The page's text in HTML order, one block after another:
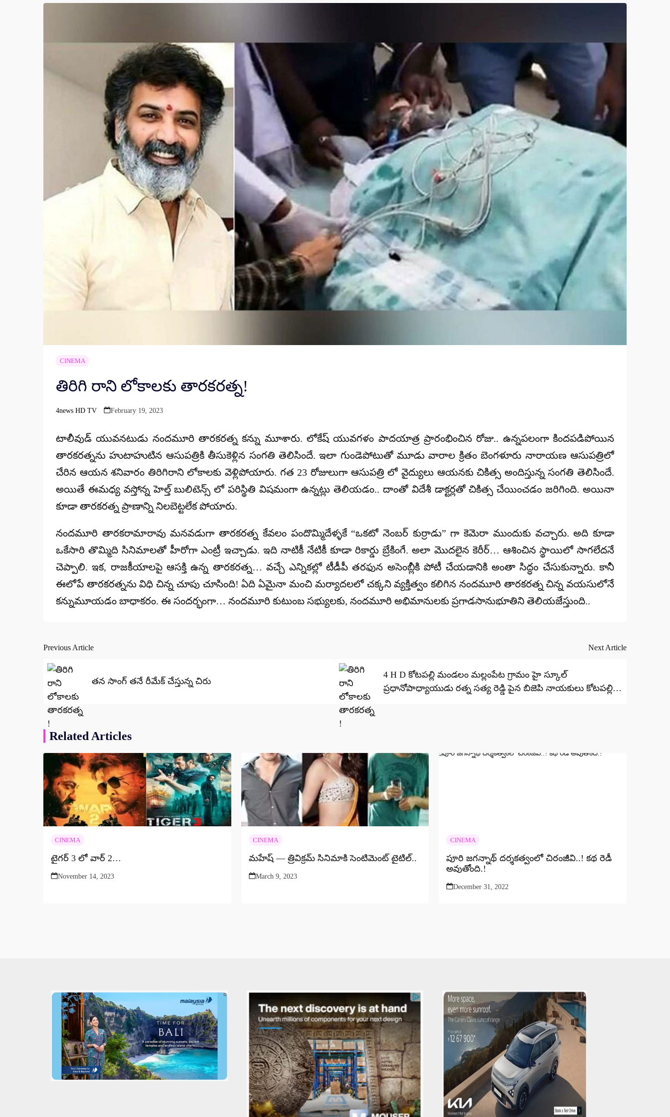
CINEMA
తిరిగి రాని లోకాలకు తారకరత్న!
Posted
4news HD TV February 19, 2023
టాలీవుడ్ యువనటుడు నందమూరి తారకరత్న కన్ను మూశారు. లోకేష్ యువగళం పాదయాత్ర ప్రారంభించిన రోజు.. ఉన్నపలంగా కిందపడిపోయిన
తారకరత్నను హుటాహుటిన ఆసుపత్రికి తీసుకెళ్లిన సంగతి తెలిసిందే. ఇలా గుండెపోటుతో మూడు వారాల క్రితం బెంగళూరు నారాయణ ఆసుపత్రిలో
చేరిన ఆయన శనివారం తిరిగిరాని లోకాలకు వెళ్లిపోయారు. గత 23 రోజులుగా ఆసుపత్రి లో వైద్యులు ఆయనకు చికిత్స అందిస్తున్న సంగతి తెలిసిందే.
అయితే ఈమధ్య వస్తోన్న హెల్త్ బులిటెన్స్ లో పరిస్థితి విషమంగా ఉన్నట్లు తెలియడం.. దాంతో విదేశీ డాక్టర్లతో చికిత్స చేయించడం జరిగింది. అయినా
కూడా తారకరత్న ప్రాణాన్ని నిలబెట్టలేక పోయారు.
నందమూరి తారకరామారావు మనవడుగా తారకరత్న కేవలం పందొమ్మిదేళ్ళకే “ఒకటో నెంబర్ కుర్రాడు” గా కెమెరా ముందుకు వచ్చారు. అది కూడా
ఒకేసారి తొమ్మిది సినిమాలతో హీరోగా ఎంట్రీ ఇచ్చాడు. ఇది నాటికీ నేటికీ కూడా రికార్డు బ్రేకింగే. అలా మొదలైన కెరీర్… ఆశించిన స్థాయిలో సాగలేదనే
చెప్పాలి. ఇక, రాజకీయాలపై ఆసక్తి ఉన్న తారకరత్న… వచ్చే ఎన్నికల్లో టీడీపీ తరఫున అసెంబ్లీకి పోటీ చేయడానికి అంతా సిద్ధం చేసుకున్నారు. కానీ
ఈలోపే తారకరత్నను విధి చిన్న చూపు చూసింది! ఏది ఏమైనా మంచి మర్యాదలలో చక్కని వ్యక్తిత్వం కలిగిన నందమూరి తారకరత్న చిన్న వయసులోనే
కన్నుమూయడం బాధాకరం. ఈ సందర్భంగా… నందమూరి కుటుంబ సభ్యులకు, నందమూరి అభిమానులకు ప్రగాడసానుభూతిని తెలియజేస్తుంది..
Post
navigation
Previous Article
తన సాంగ్ తనే రీమేక్ చేస్తున్న చిరు
Next Article
4 H D కోటపల్లి మండలం మల్లంపేట గ్రామం హై స్కూల్
ప్రధానోపాధ్యాయుడు రత్న సత్య రెడ్డి పైన బిజెపి నాయకులు కోటపల్లి
Related Articles
CINEMA
టైగర్ 3 లో వార్ 2…
November 14, 2023
CINEMA
మహేష్ — త్రివిక్రమ్ సినిమాకి సెంటిమెంట్‌ టైటిల్..
March 9, 2023
CINEMA
పూరి జగన్నాథ్ దర్శకత్వంలో చిరంజీవి..! కథ రెడీ
అవుతోంది.!
December 31, 2022